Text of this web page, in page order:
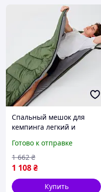
Спальный мешок для
кемпинга легкий и
вес 0.95 кг для активного
отдыха FLAME
Готово к отправке
1 108₴
1 662 ₴
Купить